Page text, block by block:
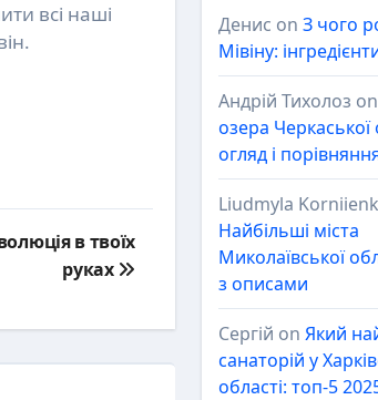
всі наші
в твоїх
руках
Денис on З чого
Мівіну:
Андрій Тихолоз on
озера Черкаської
огляд і
Liudmyla
Найбільші міста
Миколаївської
з описами
Сергій on Який
санаторій у
області: топ-5